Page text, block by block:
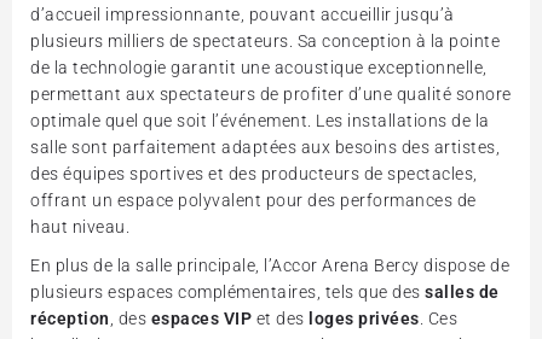
d’accueil impressionnante, pouvant accueillir jusqu’à
plusieurs milliers de spectateurs. Sa conception à la pointe
de la technologie garantit une acoustique exceptionnelle,
permettant aux spectateurs de profiter d’une qualité sonore
optimale quel que soit l’événement. Les installations de la
salle sont parfaitement adaptées aux besoins des artistes,
des équipes sportives et des producteurs de spectacles,
offrant un espace polyvalent pour des performances de
haut niveau.
En plus de la salle principale, l’Accor Arena Bercy dispose de
plusieurs espaces complémentaires, tels que des salles de
réception , des espaces VIP et des loges privées . Ces